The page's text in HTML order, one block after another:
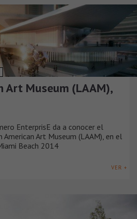
Art Museum (LAAM),
EnterprisE da a conocer el
Art Museum (LAAM), en el
Beach 2014
VER +